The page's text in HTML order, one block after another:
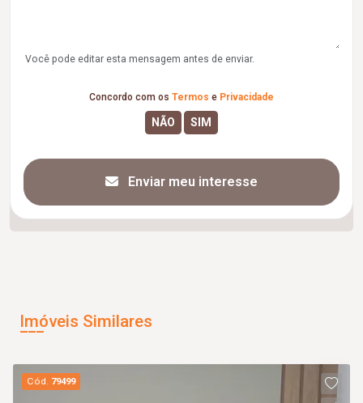
Você pode editar esta mensagem antes de enviar.
Concordo com os Termos e Privacidade
Enviar meu interesse
Imóveis Similares
Cód. 79499